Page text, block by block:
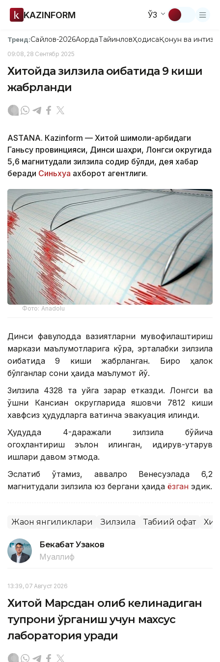
KAZINFORM ЎЗ
Тренд:Сайлов-2026АқордаТайинловҲодисаҚонун ва
09:08, 28 Сентябр 2025
Хитойда зилзила оқибатида 9 киши
жабрланди
ASTANА. Кazinform — Хитой шимоли-ғарбидаги
Ганьсу провинцияси, Динси шаҳри, Лонгси округида
5,6 магнитудали зилзила содир бўлди, дея хабар
беради Синьхуа ахборот агентлиги.
Фото: Anadolu
Динси фавқулодда вазиятларни мувофиқлаштириш
маркази маълумотларига кўра, эрталабки зилзила
оқибатида 9 киши жабрланган. Бироқ ҳалок
бўлганлар сони ҳақида маълумот йўқ.
Зилзила 4328 та уйга зарар етказди. Лонгси ва
қўшни Кансиан округларида яшовчи 7812 киши
хавфсиз ҳудудларга вақтинча эвакуация қилинди.
Ҳудудда 4-даражали зилзила бўйича
огоҳлантириш эълон қилинган, қидирув-қутқарув
ишлари давом этмоқда.
Эслатиб ўтамиз, аввалроқ Венесуэлада 6,2
магнитудали зилзила юз бергани ҳақида ёзган эдик.
Жаҳон янгиликлари Зилзила Табиий офат
Бекабат Узаков
Муаллиф
13:39, 07 Август 2026
Хитой Марсдан олиб келинадиган
тупроқни ўрганиш учун махсус
лаборатория қуради